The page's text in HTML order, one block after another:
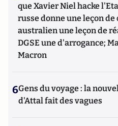
que Xavier Niel hacke
russe donne une leçon de
australien une leçon de
DGSE une d'arrogance;
Macron
6Gens du voyage : la
d'Attal fait des vagues